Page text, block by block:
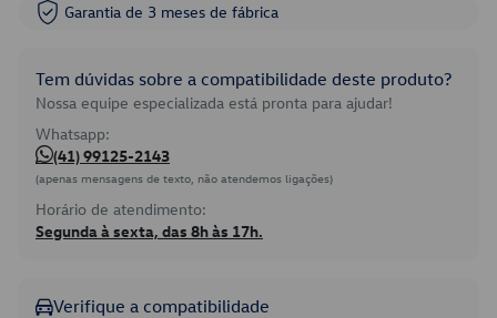
Garantia de 3 meses de fábrica
Tem dúvidas sobre a compatibilidade deste produto?
Nossa equipe especializada está pronta para ajudar!
Whatsapp:
(41) 99125-2143
(apenas mensagens de texto, não atendemos ligações)
Horário de atendimento:
Segunda à sexta, das 8h às 17h.
Verifique a compatibilidade